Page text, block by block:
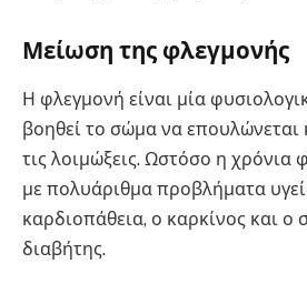
Μείωση της φλεγμονής
Η φλεγμονή είναι μία
βοηθεί το σώμα να επουλώνεται
τις λοιμώξεις. Ωστόσο η χρόνια
με πολυάριθμα προβλήματα
καρδιοπάθεια, ο καρκίνος και ο
διαβήτης.